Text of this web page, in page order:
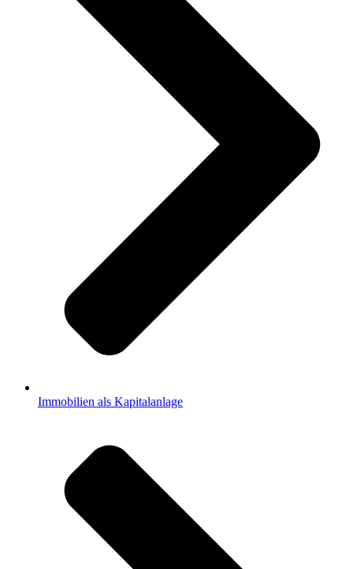
Immobilien als Kapitalanlage